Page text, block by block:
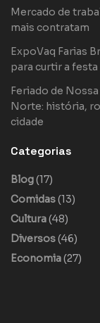
Mercado de
mais contratam
ExpoVaq Farias
para curtir a festa
Feriado de
Norte: história,
cidade
Categorias
Blog(17)
Comidas(13)
Cultura(48)
Diversos(46)
Economia(27)